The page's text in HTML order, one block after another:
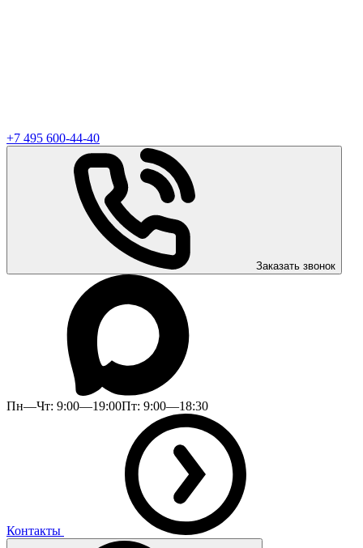
+7 495 600-44-40
Заказать звонок
Пн—Чт: 9:00—19:00Пт: 9:00—18:30
Контакты